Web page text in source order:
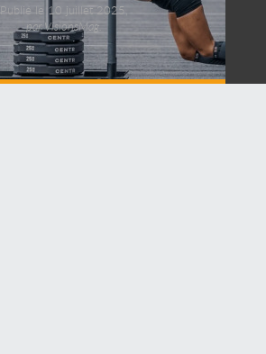
Publié le 10 juillet 2025,
par VisionsMag.